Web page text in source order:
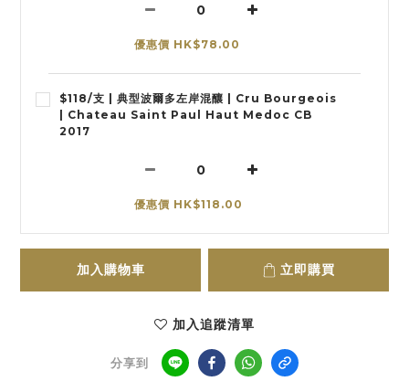
優惠價 HK$78.00
$118/支 | 典型波爾多左岸混釀 | Cru Bourgeois
| Chateau Saint Paul Haut Medoc CB
2017
優惠價 HK$118.00
加入購物車 立即購買
加入追蹤清單
分享到